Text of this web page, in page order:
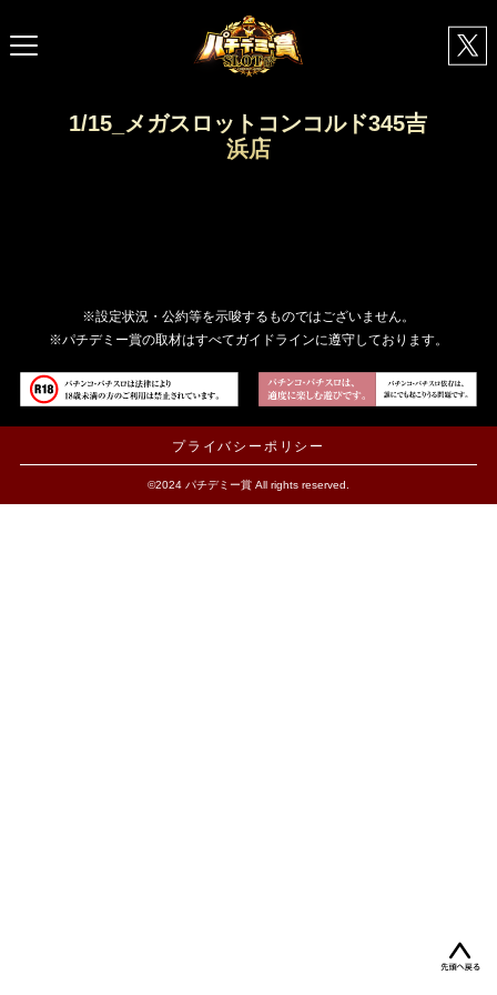
1/15_メガスロットコンコルド345吉
浜店
※設定状況・公約等を示唆するものではございません。
※パチデミー賞の取材はすべてガイドラインに遵守しております。
プライバシーポリシー
©2024 パチデミー賞 All rights reserved.